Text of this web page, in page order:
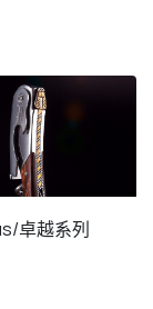
卓越系列